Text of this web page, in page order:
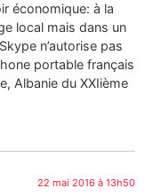
économique: à la
local mais dans un
n’autorise pas
portable français
Albanie du XXIième
22 mai 2016 à 13h50